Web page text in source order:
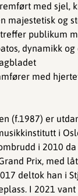
med sjel,
majestetisk og
publikum
dynamikk
med
(f.1987) er
i
i 2010
Prix, med
deltok han i
I 2021